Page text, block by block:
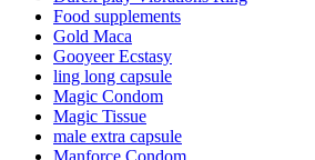
Food supplements
Gold Maca
Gooyeer Ecstasy
ling long capsule
Magic Condom
Magic Tissue
male extra capsule
Manforce Condom